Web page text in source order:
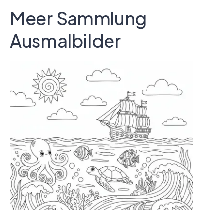
Meer Sammlung
Ausmalbilder